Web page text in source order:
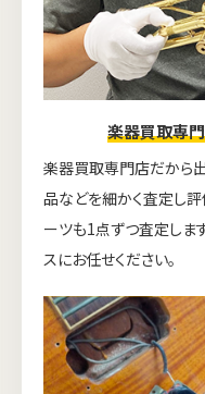
楽器買取専
楽器買取専門店だから
品などを細かく査定し
ーツも1点ずつ査定しま
スにお任せください。